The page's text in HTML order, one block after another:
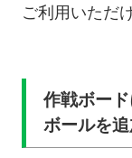
ご利用いただ
作戦ボー
ボールを追